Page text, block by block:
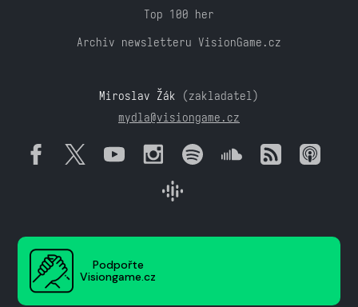
Top 100 her
Archiv newsletteru VisionGame.cz
Miroslav Žák (zakladatel)
mydla@visiongame.cz
Podpořte
Visiongame.cz